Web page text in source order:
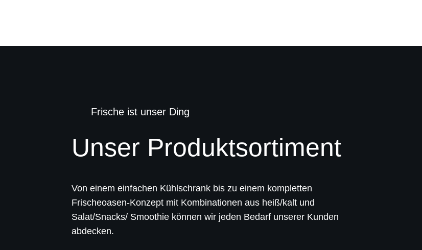
Frische ist unser Ding
Unser Produktsortiment
Von einem einfachen Kühlschrank bis zu einem kompletten
Frischeoasen-Konzept mit Kombinationen aus heiß/kalt und
Salat/Snacks/ Smoothie können wir jeden Bedarf unserer Kunden
abdecken.